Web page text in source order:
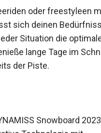
Kanten und der
du selbstbewusst Rails
Gelände pflügen.
oder freestyleen
Board passt sich deinen
Genieße lange